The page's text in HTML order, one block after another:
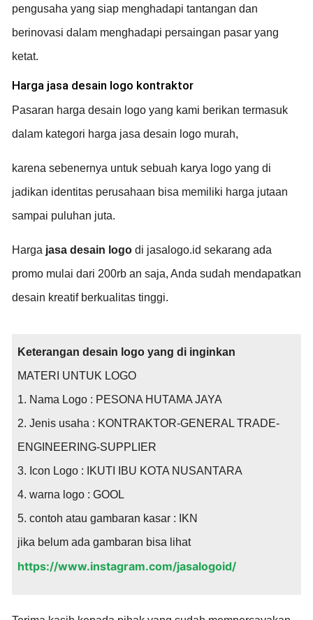
pengusaha yang siap menghadapi tantangan dan
berinovasi dalam menghadapi persaingan pasar yang
ketat.
Harga jasa desain logo kontraktor
Pasaran harga desain logo yang kami berikan termasuk
dalam kategori harga jasa desain logo murah,
karena sebenernya untuk sebuah karya logo yang di
jadikan identitas perusahaan bisa memiliki harga jutaan
sampai puluhan juta.
Harga jasa desain logo di jasalogo.id sekarang ada
promo mulai dari 200rb an saja, Anda sudah mendapatkan
desain kreatif berkualitas tinggi.
Keterangan desain logo yang di inginkan
MATERI UNTUK LOGO
1. Nama Logo : PESONA HUTAMA JAYA
2. Jenis usaha : KONTRAKTOR-GENERAL TRADE-
ENGINEERING-SUPPLIER
3. Icon Logo : IKUTI IBU KOTA NUSANTARA
4. warna logo : GOOL
5. contoh atau gambaran kasar : IKN
jika belum ada gambaran bisa lihat
https://www.instagram.com/jasalogoid/